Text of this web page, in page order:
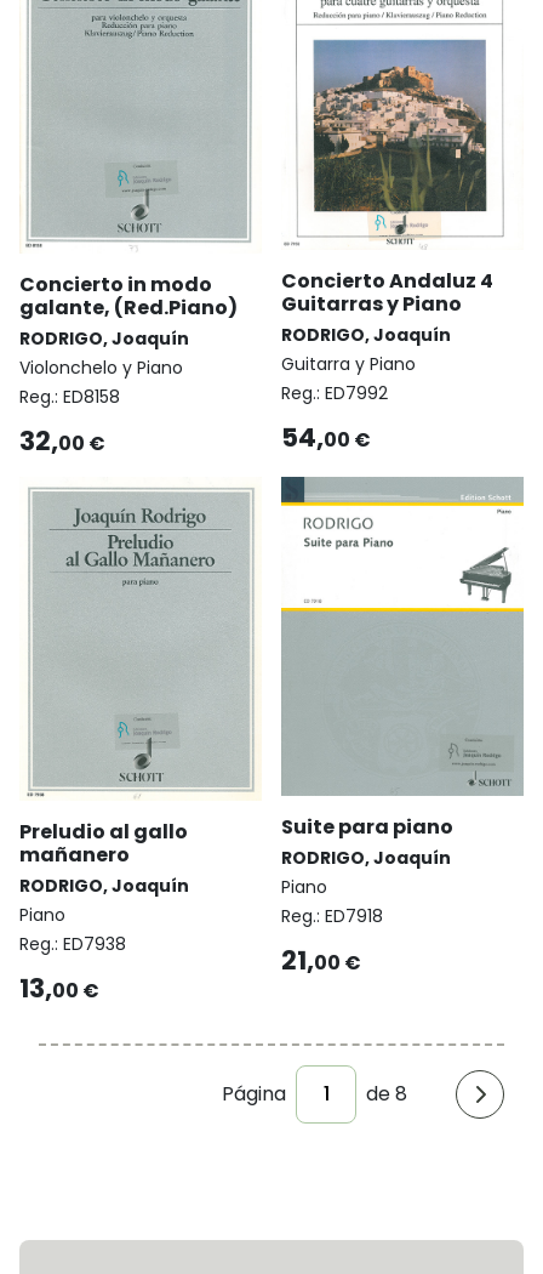
Concierto in modo
galante, (Red.Piano)
RODRIGO, Joaquín
Violonchelo y Piano
Reg.: ED8158
32,00 €
Concierto Andaluz 4
Guitarras y Piano
RODRIGO, Joaquín
Guitarra y Piano
Reg.: ED7992
54,00 €
Preludio al gallo
mañanero
RODRIGO, Joaquín
Piano
Reg.: ED7938
13,00 €
Suite para piano
RODRIGO, Joaquín
Piano
Reg.: ED7918
21,00 €
Página de 8